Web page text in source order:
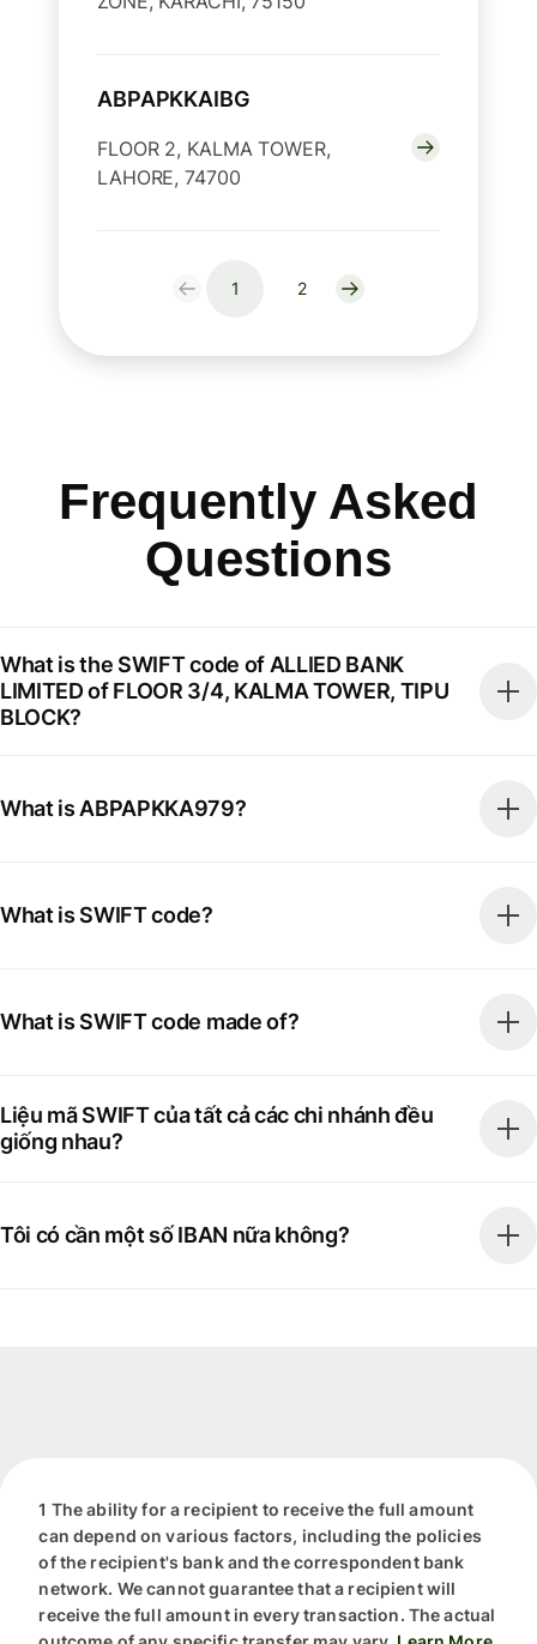
ABPAPKKAIBG
FLOOR 2, KALMA TOWER,
LAHORE, 74700
1 2
Frequently Asked
Questions
What is the SWIFT code of ALLIED BANK
LIMITED of FLOOR 3/4, KALMA TOWER, TIPU
BLOCK?
What is ABPAPKKA979?
What is SWIFT code?
What is SWIFT code made of?
Liệu mã SWIFT của tất cả các chi nhánh đều
giống nhau?
Tôi có cần một số IBAN nữa không?
1 The ability for a recipient to receive the full amount
can depend on various factors, including the policies
of the recipient's bank and the correspondent bank
network. We cannot guarantee that a recipient will
receive the full amount in every transaction. The actual